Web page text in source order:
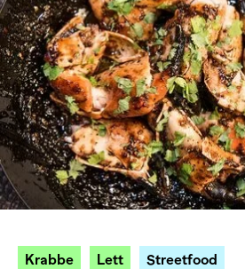
Krabbe Lett Streetfood